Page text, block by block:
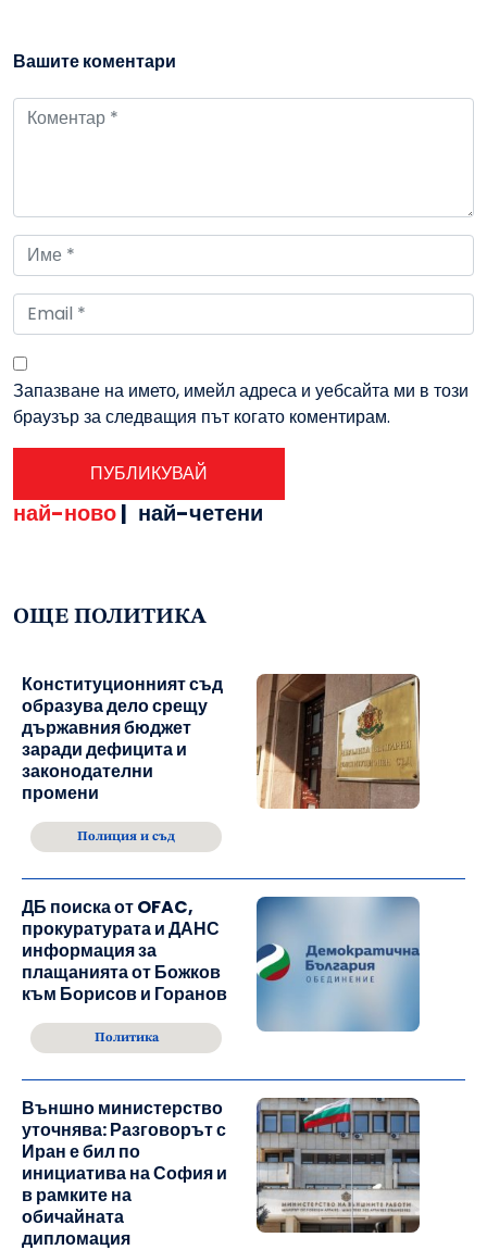
Вашите коментари
Запазване на името, имейл адреса и уебсайта ми в този
браузър за следващия път когато коментирам.
най-ново| най-четени
ОЩЕ ПОЛИТИКА
Конституционният съд
образува дело срещу
държавния бюджет
заради дефицита и
законодателни
промени
Полиция и съд
ДБ поиска от OFAC,
прокуратурата и ДАНС
информация за
плащанията от Божков
към Борисов и Горанов
Политика
Външно министерство
уточнява: Разговорът с
Иран е бил по
инициатива на София и
в рамките на
обичайната
дипломация